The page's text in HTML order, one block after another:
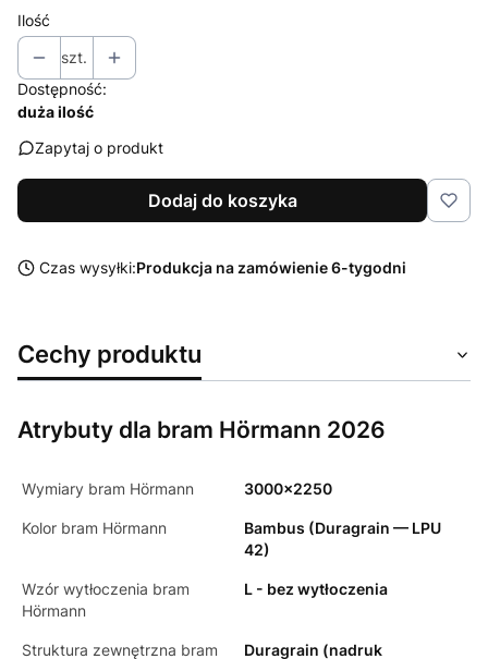
Ilość
szt.
Dostępność:
duża ilość
Zapytaj o produkt
Dodaj do koszyka
Czas wysyłki:Produkcja na zamówienie 6-tygodni
Cechy produktu
Atrybuty dla bram Hörmann 2026
Wymiary bram Hörmann 3000x2250
Kolor bram Hörmann
Bambus (Duragrain — LPU
42)
Wzór wytłoczenia bram
Hörmann
L - bez wytłoczenia
Struktura zewnętrzna bram
Duragrain (nadruk